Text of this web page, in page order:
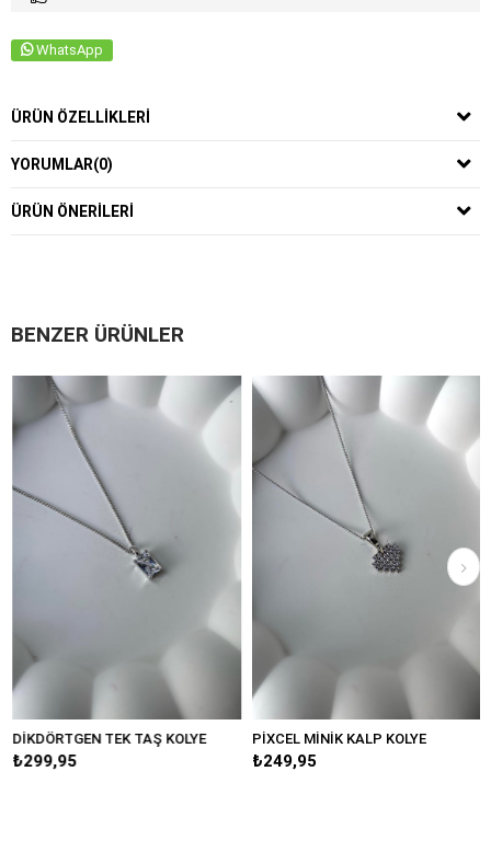
WhatsApp
ÜRÜN ÖZELLIKLERI
YORUMLAR(0)
ÜRÜN ÖNERILERI
BENZER ÜRÜNLER
DİKDÖRTGEN TEK TAŞ KOLYE
₺299,95
PİXCEL MİNİK KALP KOLYE
₺249,95